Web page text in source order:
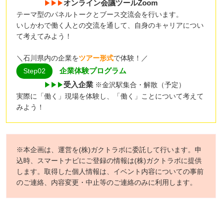
▶▶▶オンライン会議ツールZoom
テーマ型のパネルトークとブース交流会を行います。
いしかわで働く人との交流を通して、自身のキャリアについ
て考えてみよう！
＼石川県内の企業をツアー形式で体験！／
Step02
企業体験プログラム
▶▶▶ 受入企業 ※金沢駅集合・解散（予定）
実際に「働く」現場を体験し、「働く」ことについて考えて
みよう！
※本企画は、運営を(株)ガクトラボに委託して行います。申
込時、スマートナビにご登録の情報は(株)ガクトラボに提供
します。取得した個人情報は、イベント内容についての事前
のご連絡、内容変更・中止等のご連絡のみに利用します。